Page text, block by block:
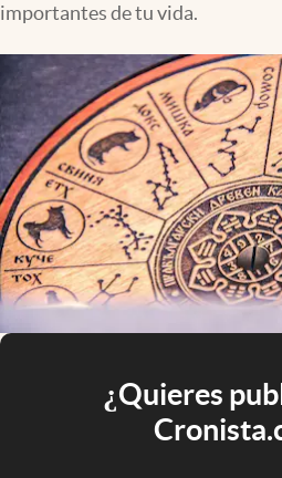
importantes de tu vida.
¿Quieres